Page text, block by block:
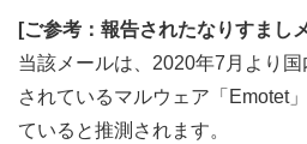
[ご参考：報告されたなりすまし
当該メールは、2020年7月より
されているマルウェア「Emotet
ていると推測されます。